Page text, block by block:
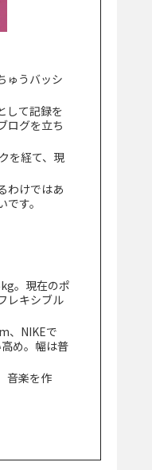
ゅうバッシ
して記録を
ログを立ち
を経て、現
わけではあ
す。
。現在のポ
レキシブル
、NIKEで
め。幅は普
音楽を作